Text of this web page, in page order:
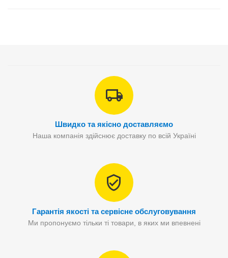
Швидко та якісно доставляємо
Наша компанія здійснює доставку по всій Україні
Гарантія якості та сервісне обслуговування
Ми пропонуємо тільки ті товари, в яких ми впевнені